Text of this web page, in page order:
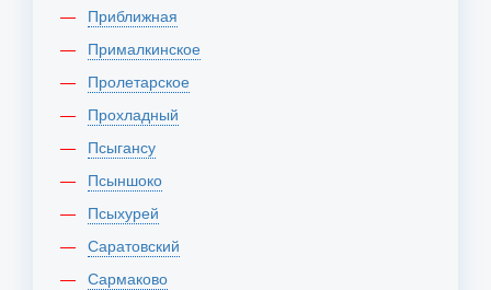
Приближная
Прималкинское
Пролетарское
Прохладный
Псыгансу
Псыншоко
Псыхурей
Саратовский
Сармаково